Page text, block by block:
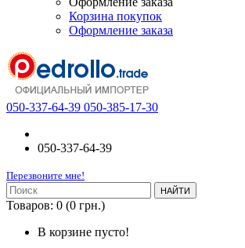
Корзина покупок
Оформление заказа
050-337-64-39 050-385-17-30
050-337-64-39
Перезвоните мне!
НАЙТИ
Товаров: 0 (0 грн.)
В корзине пусто!